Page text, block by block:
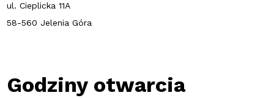
ul. Cieplicka 11A
58-560 Jelenia Góra
Godziny otwarcia